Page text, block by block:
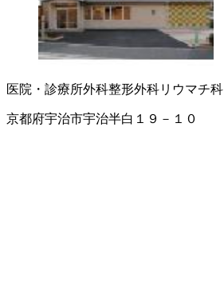
医院・診療所外科整形外科リウマチ科
京都府宇治市宇治半白１９－１０